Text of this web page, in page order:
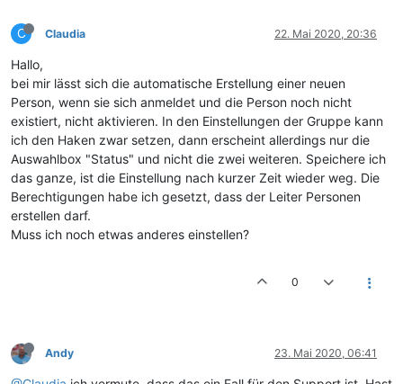
C Claudia 22. Mai 2020, 20:36
Hallo,
bei mir lässt sich die automatische Erstellung einer neuen
Person, wenn sie sich anmeldet und die Person noch nicht
existiert, nicht aktivieren. In den Einstellungen der Gruppe kann
ich den Haken zwar setzen, dann erscheint allerdings nur die
Auswahlbox "Status" und nicht die zwei weiteren. Speichere ich
das ganze, ist die Einstellung nach kurzer Zeit wieder weg. Die
Berechtigungen habe ich gesetzt, dass der Leiter Personen
erstellen darf.
Muss ich noch etwas anderes einstellen?
0
Andy 23. Mai 2020, 06:41